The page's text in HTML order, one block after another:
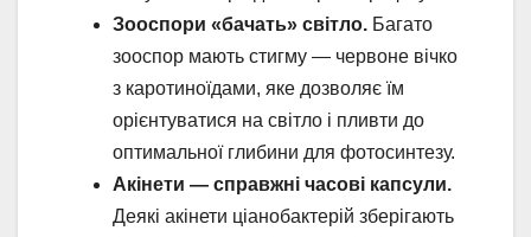
Зооспори «бачать» світло. Багато
зооспор мають стигму — червоне вічко
з каротиноїдами, яке дозволяє їм
орієнтуватися на світло і пливти до
оптимальної глибини для фотосинтезу.
Акінети — справжні часові капсули.
Деякі акінети ціанобактерій зберігають